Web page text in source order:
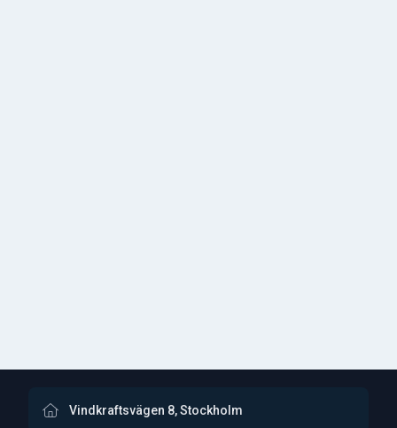
Vindkraftsvägen 8, Stockholm